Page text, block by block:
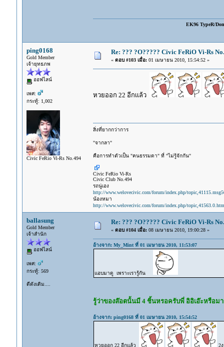
EK96 TypeR/
ping0168
Gold Member
เจ้ายุทธภพ
ออฟไลน์
เพศ:
กระทู้: 1,002
Civic FeRio Vi-Rs No.494
Re: ??? ?O????? Civic FeRiO Vi-Rs
« ตอบ #103 เมื่อ:01 เมษายน 2010, 15:54:52 »
หวยออก 22 อีกเเล้ว
สิ่งที่ยากกว่าการ
"จากลา"
คือการทำตัวเป็น "คนธรรมดา" ที่ "ไม่รู้จักกัน"
Civic FeRio Vi-Rs
Civic Club No.494
รถนู่เอง
http://www.welovecivic.com/forum/index.php/
น้องหมา
http://www.welovecivic.com/forum/index.php/
ballasung
Gold Member
เจ้าสำนัก
ออฟไลน์
เพศ:
กระทู้: 569
ดีดังเดิม....
Re: ??? ?O????? Civic FeRiO Vi-Rs
« ตอบ #104 เมื่อ:08 เมษายน 2010, 19:00:28 »
อ้างจาก: My_Mint ที่ 01 เมษายน 2010, 11:53:07
แอบมาดู เพราะเรารู้กัน
รู้ว่าของล๊อตนั้นมี 4 ชิ้นหรอครับพี่ อิอิเอ๊ะหรือม
อ้างจาก: ping0168 ที่ 01 เมษายน 2010, 15:54:52
หวยออก 22 อีกเเล้ว 2